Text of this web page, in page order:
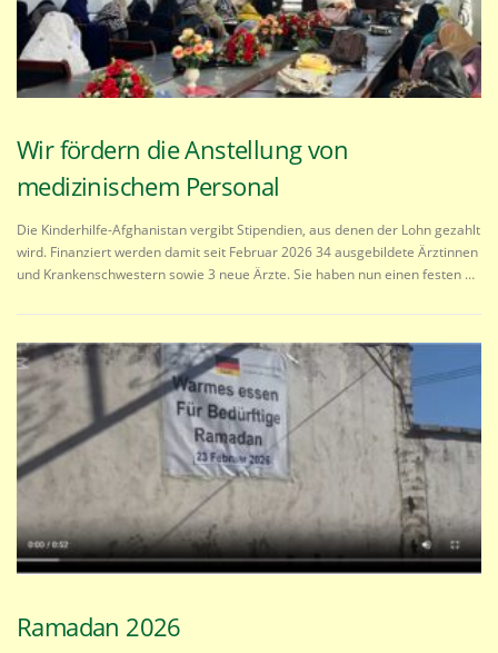
Wir fördern die Anstellung von
medizinischem Personal
Die Kinderhilfe-Afghanistan vergibt Stipendien, aus denen der Lohn gezahlt
wird. Finanziert werden damit seit Februar 2026 34 ausgebildete Ärztinnen
und Krankenschwestern sowie 3 neue Ärzte. Sie haben nun einen festen …
Ramadan 2026